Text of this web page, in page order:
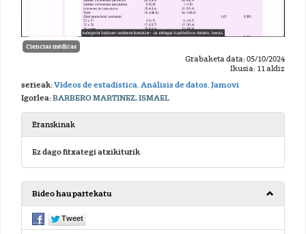
Ciencias médicas
Grabaketa data: 05/10/2024
Ikusia: 11 aldiz
serieak:Vídeos de estadística. Análisis de datos. Jamovi
Igorlea:BARBERO MARTINEZ, ISMAEL
Eranskinak
Ez dago fitxategi atxikiturik
Bideo hau partekatu